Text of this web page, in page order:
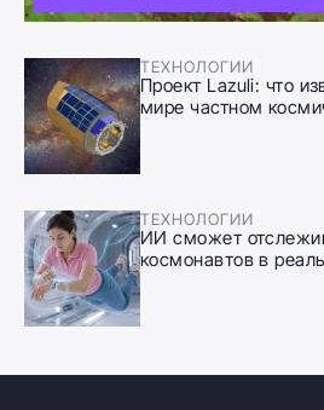
ТЕХНОЛОГИИ
Проект Lazuli: что
мире частном
ТЕХНОЛОГИИ
ИИ сможет
космонавтов в